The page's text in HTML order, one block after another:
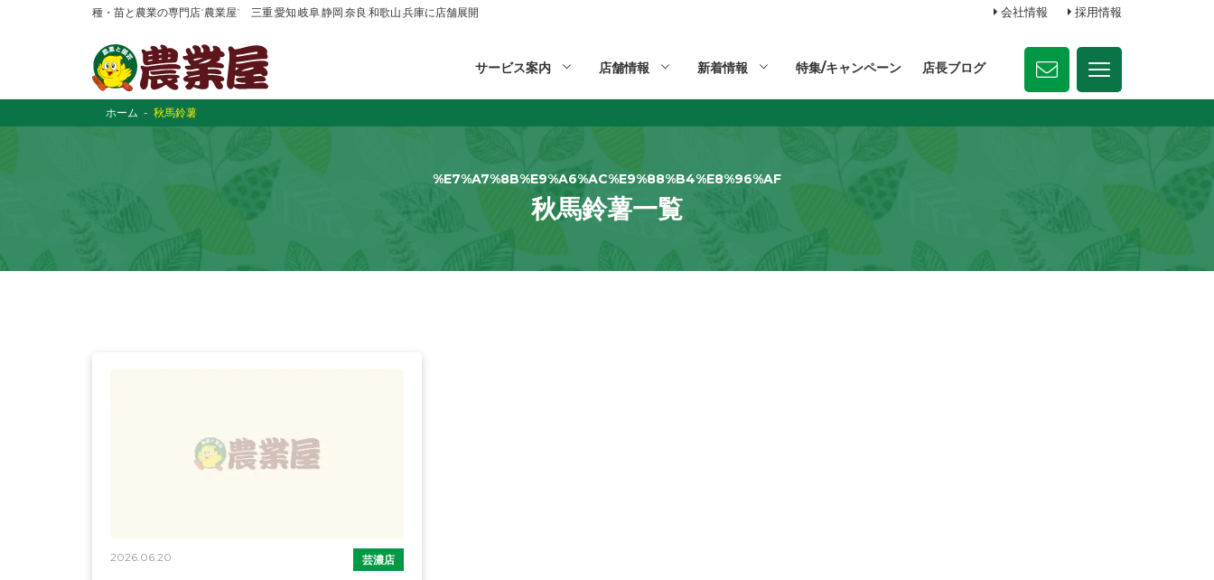
種・苗と農業の専門店“農業屋” 三重,愛知,岐阜,静岡,奈良,和歌山,兵庫に店舗展開 会社情報 採用情報
サービス案内 店舗情報 新着情報 特集/キャンペーン 店長ブログ
ホーム 秋馬鈴薯
%E7%A7%8B%E9%A6%AC%E9%88%B4%E8%96%AF
秋馬鈴薯一覧
2026.06.20 芸濃店